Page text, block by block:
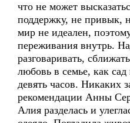
что не может
поддержку, не привык,
мир не идеален,
переживания внутрь.
разговаривать,
любовь в семье, как
девять часов. Никаких
рекомендации Анны
Алия разделась и